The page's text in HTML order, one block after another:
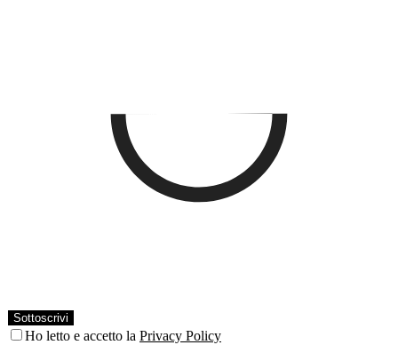
Ho letto e accetto la Privacy Policy